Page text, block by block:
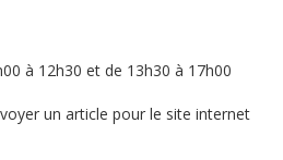
à 12h30 et de 13h30 à 17h00
un article pour le site internet